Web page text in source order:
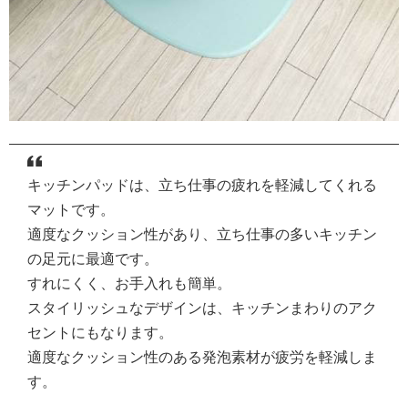
キッチンパッドは、立ち仕事の疲れを軽減してくれる
マットです。
適度なクッション性があり、立ち仕事の多いキッチン
の足元に最適です。
すれにくく、お手入れも簡単。
スタイリッシュなデザインは、キッチンまわりのアク
セントにもなります。
適度なクッション性のある発泡素材が疲労を軽減しま
す。